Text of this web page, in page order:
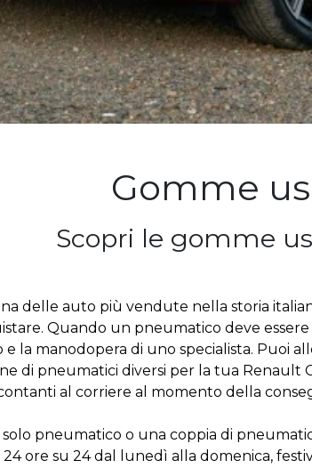
Gomme
Scopri le gomme
delle auto più vendute nella storia
. Quando un pneumatico deve
la manodopera di uno specialista. Puoi
di pneumatici diversi per la tua Renault
al corriere al momento della
pneumatico o una coppia di
ore su 24 dal lunedì alla domenica,